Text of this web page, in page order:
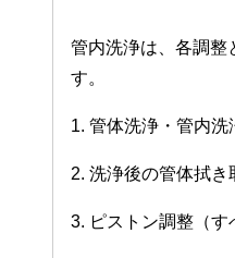
管内洗浄は、各調整
す。
1. 管体洗浄・管内洗
2. 洗浄後の管体拭き
3. ピストン調整（す